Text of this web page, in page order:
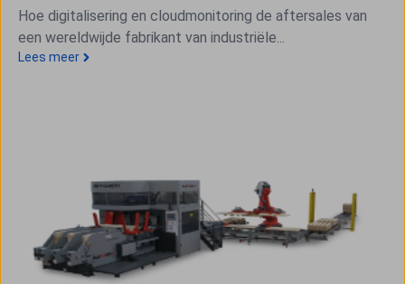
Hoe digitalisering en cloudmonitoring de aftersales van
een wereldwijde fabrikant van industriële...
Lees meer